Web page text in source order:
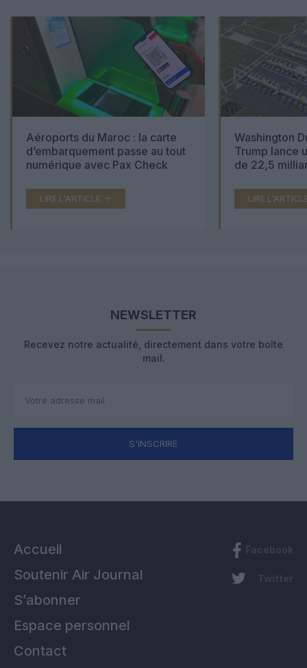
Aéroports du Maroc : la carte
d’embarquement passe au tout
numérique avec Pax Check
LIRE L'ARTICLE
Washington
Trump lance
de 22,5
LIRE
NEWSLETTER
Recevez notre actualité, directement dans votre boîte
mail.
S'INSCRIRE
Accueil
Soutenir Air Journal
S’abonner
Espace personnel
Contact